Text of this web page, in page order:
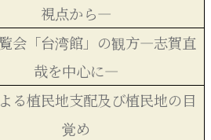
視点から―
会「台湾館」の観方―志賀直
哉を中心に―
る植民地支配及び植民地の目
覚め